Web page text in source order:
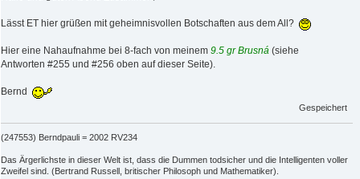
Lässt ET hier grüßen mit geheimnisvollen Botschaften aus dem All?
Hier eine Nahaufnahme bei 8-fach von meinem 9.5 gr Brusná (siehe
Antworten #255 und #256 oben auf dieser Seite).
Bernd
Gespeichert
(247553) Berndpauli = 2002 RV234
Das Ärgerlichste in dieser Welt ist, dass die Dummen todsicher und die Intelligenten voller
Zweifel sind. (Bertrand Russell, britischer Philosoph und Mathematiker).